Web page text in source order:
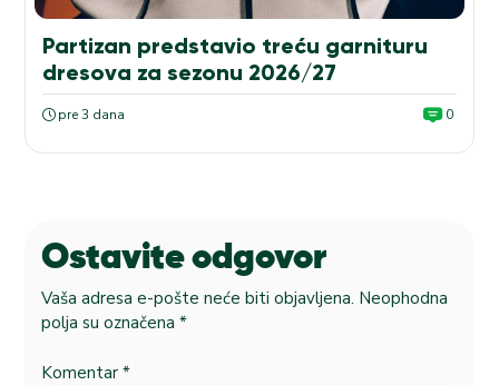
Partizan predstavio treću garnituru
dresova za sezonu 2026/27
pre 3 dana 0
Ostavite odgovor
Vaša adresa e-pošte neće biti objavljena. Neophodna
polja su označena *
Komentar *